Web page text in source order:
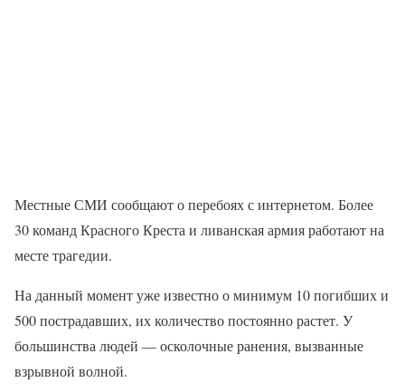
Местные СМИ сообщают о перебоях с интернетом. Более
30 команд Красного Креста и ливанская армия работают на
месте трагедии.
На данный момент уже известно о минимум 10 погибших и
500 пострадавших, их количество постоянно растет. У
большинства людей — осколочные ранения, вызванные
взрывной волной.